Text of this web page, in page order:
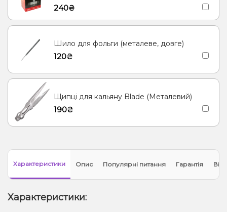
240₴
Шило для фольги (металеве, довге)
120₴
Щипці для кальяну Blade (Металевий)
190₴
Характеристики Опис Популярні питання Гарантія
Характеристики: